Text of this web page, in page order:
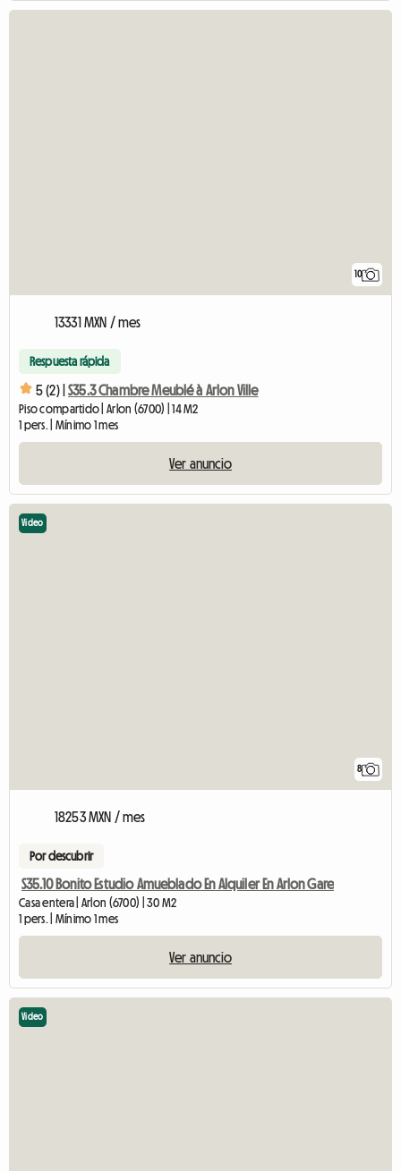
10
13331 MXN / mes
Respuesta rápida
5 (2) | S35.3 Chambre Meublé à Arlon Ville
Piso compartido | Arlon (6700) | 14 M2
1 pers. | Mínimo 1 mes
Ver anuncio
8
Video
18253 MXN / mes
Por descubrir
S35.10 Bonito Estudio Amueblado En Alquiler En Arlon Gare
Casa entera | Arlon (6700) | 30 M2
1 pers. | Mínimo 1 mes
Ver anuncio
Video